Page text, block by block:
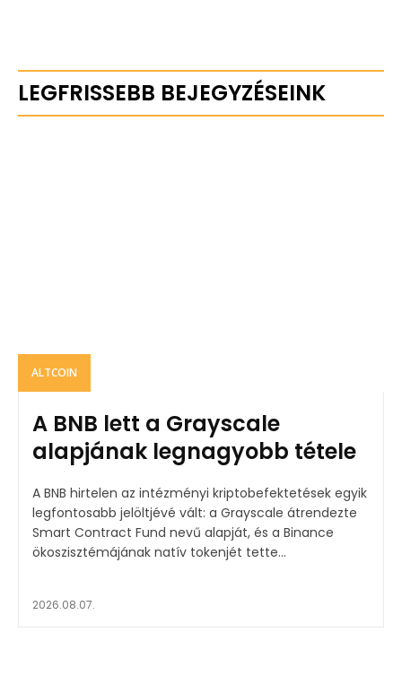
LEGFRISSEBB BEJEGYZÉSEINK
ALTCOIN
A BNB lett a Grayscale
alapjának legnagyobb tétele
A BNB hirtelen az intézményi kriptobefektetések egyik
legfontosabb jelöltjévé vált: a Grayscale átrendezte
Smart Contract Fund nevű alapját, és a Binance
ökoszisztémájának natív tokenjét tette...
2026.08.07.